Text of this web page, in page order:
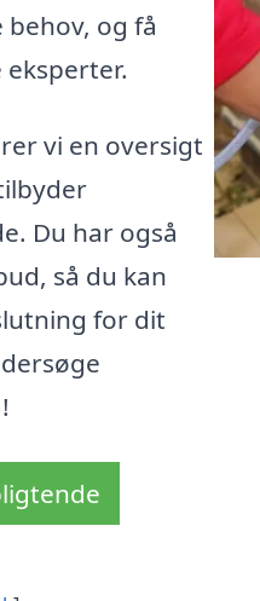
og få
vi en oversigt
Du har også
så du kan
for dit